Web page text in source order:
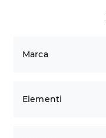
Marca
Elementi